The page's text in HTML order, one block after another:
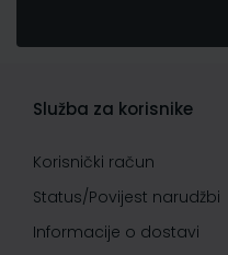
Služba za korisnike
Korisnički račun
Status/Povijest narudžbi
Informacije o dostavi